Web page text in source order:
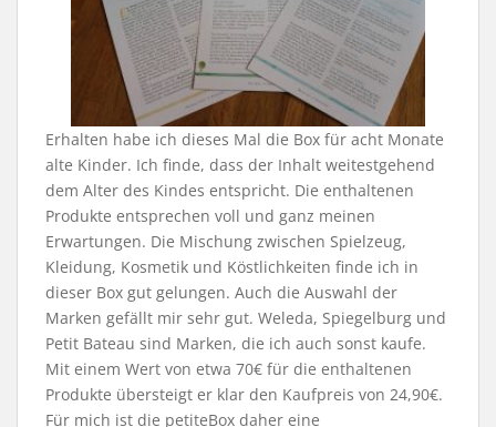
Erhalten habe ich dieses Mal die Box für acht Monate
alte Kinder. Ich finde, dass der Inhalt weitestgehend
dem Alter des Kindes entspricht. Die enthaltenen
Produkte entsprechen voll und ganz meinen
Erwartungen. Die Mischung zwischen Spielzeug,
Kleidung, Kosmetik und Köstlichkeiten finde ich in
dieser Box gut gelungen. Auch die Auswahl der
Marken gefällt mir sehr gut. Weleda, Spiegelburg und
Petit Bateau sind Marken, die ich auch sonst kaufe.
Mit einem Wert von etwa 70€ für die enthaltenen
Produkte übersteigt er klar den Kaufpreis von 24,90€.
Für mich ist die petiteBox daher eine